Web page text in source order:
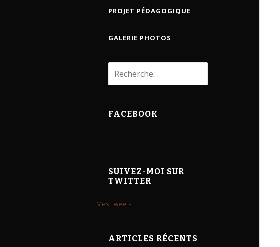
PROJET PÉDAGOGIQUE
GALERIE PHOTOS
FACEBOOK
SUIVEZ-MOI SUR
TWITTER
Mes Tweets
ARTICLES RÉCENTS